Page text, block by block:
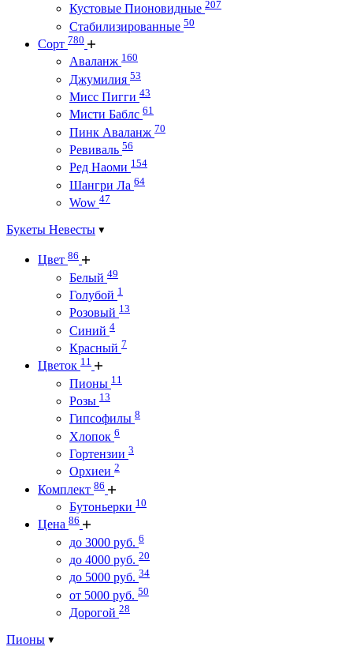
Кустовые Пионовидные 207
Стабилизированные 50
Сорт 780
Аваланж 160
Джумилия 53
Мисс Пигги 43
Мисти Баблс 61
Пинк Аваланж 70
Ревиваль 56
Ред Наоми 154
Шангри Ла 64
Wow 47
Букеты Невесты
Цвет 86
Белый 49
Голубой 1
Розовый 13
Синий 4
Красный 7
Цветок 11
Пионы 11
Розы 13
Гипсофилы 8
Хлопок 6
Гортензии 3
Орхиеи 2
Комплект 86
Бутоньерки 10
Цена 86
до 3000 руб. 6
до 4000 руб. 20
до 5000 руб. 34
от 5000 руб. 50
Дорогой 28
Пионы